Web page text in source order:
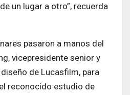
un lugar a otro”, recuerda
pasaron a manos del
vicepresidente senior y
de Lucasfilm, para
reconocido estudio de